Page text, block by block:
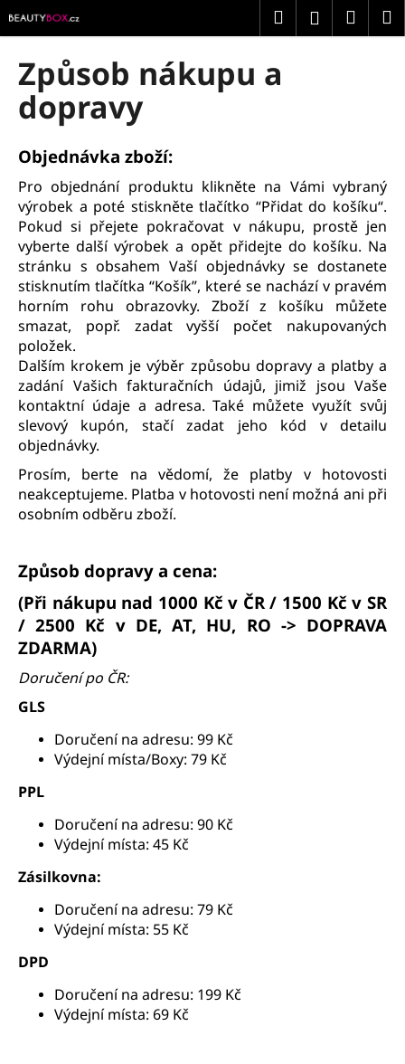
na
obsah
HledatPřihlášení
Způsob nákupu a
dopravy
Objednávka zboží:
Pro objednání produktu klikněte na Vámi vybraný
výrobek a poté stiskněte tlačítko “Přidat do košíku“.
Pokud si přejete pokračovat v nákupu, prostě jen
vyberte další výrobek a opět přidejte do košíku. Na
stránku s obsahem Vaší objednávky se dostanete
stisknutím tlačítka “Košík”, které se nachází v pravém
horním rohu obrazovky. Zboží z košíku můžete
smazat, popř. zadat vyšší počet nakupovaných
položek.
Dalším krokem je výběr způsobu dopravy a platby a
zadání Vašich fakturačních údajů, jimiž jsou Vaše
kontaktní údaje a adresa. Také můžete využít svůj
slevový kupón, stačí zadat jeho kód v detailu
objednávky.
Prosím, berte na vědomí, že platby v hotovosti
neakceptujeme. Platba v hotovosti není možná ani při
osobním odběru zboží.
Způsob dopravy a cena:
(Při nákupu nad 1000 Kč v ČR / 1500 Kč v SR
/ 2500 Kč v DE, AT, HU, RO -> DOPRAVA
ZDARMA)
Doručení po ČR:
GLS
Doručení na adresu: 99 Kč
Výdejní místa/Boxy: 79 Kč
PPL
Doručení na adresu: 90 Kč
Výdejní místa: 45 Kč
Zásilkovna:
Doručení na adresu: 79 Kč
Výdejní místa: 55 Kč
DPD
Doručení na adresu: 199 Kč
Výdejní místa: 69 Kč
K
o
C
o
p
o
t
ř
e
b
u
j
e
t
e
n
a
j
í
t
?
HLEDAT
o
u
e
PALSAR7
ROLLER
MASÁŽNÍ
VÁLEČEK